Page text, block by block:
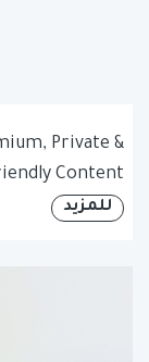
Private &
Content
للمزيد